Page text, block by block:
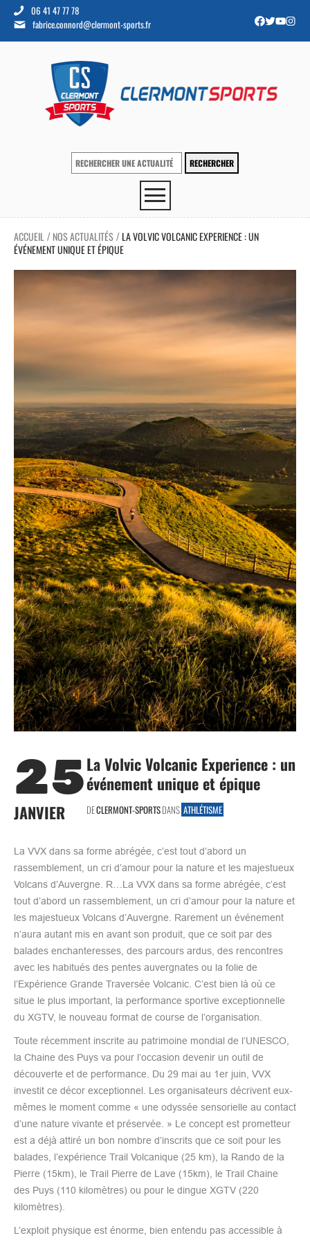
06 41 47 77 78
fabrice.connord@clermont-sports.fr
ACCUEIL / NOS ACTUALITÉS /LA VOLVIC VOLCANIC EXPERIENCE : UN
ÉVÉNEMENT UNIQUE ET ÉPIQUE
25
JANVIER
La Volvic Volcanic Experience : un
événement unique et épique
DECLERMONT-SPORTSDANS ATHLÉTISME
La VVX dans sa forme abrégée, c’est tout d’abord un
rassemblement, un cri d’amour pour la nature et les majestueux
Volcans d’Auvergne. R…La VVX dans sa forme abrégée, c’est
tout d’abord un rassemblement, un cri d’amour pour la nature et
les majestueux Volcans d’Auvergne. Rarement un événement
n’aura autant mis en avant son produit, que ce soit par des
balades enchanteresses, des parcours ardus, des rencontres
avec les habitués des pentes auvergnates ou la folie de
l’Expérience Grande Traversée Volcanic. C’est bien là où ce
situe le plus important, la performance sportive exceptionnelle
du XGTV, le nouveau format de course de l’organisation.
Toute récemment inscrite au patrimoine mondial de l’UNESCO,
la Chaine des Puys va pour l’occasion devenir un outil de
découverte et de performance. Du 29 mai au 1er juin, VVX
investit ce décor exceptionnel. Les organisateurs décrivent eux-
mêmes le moment comme « une odyssée sensorielle au contact
d’une nature vivante et préservée. » Le concept est prometteur
est a déjà attiré un bon nombre d’inscrits que ce soit pour les
balades, l’expérience Trail Volcanique (25 km), la Rando de la
Pierre (15km), le Trail Pierre de Lave (15km), le Trail Chaine
des Puys (110 kilomètres) ou pour le dingue XGTV (220
kilomètres).
L’exploit physique est énorme, bien entendu pas accessible à